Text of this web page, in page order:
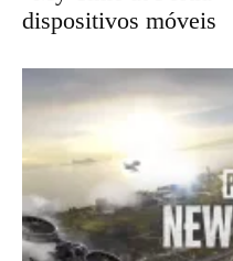
dispositivos móveis